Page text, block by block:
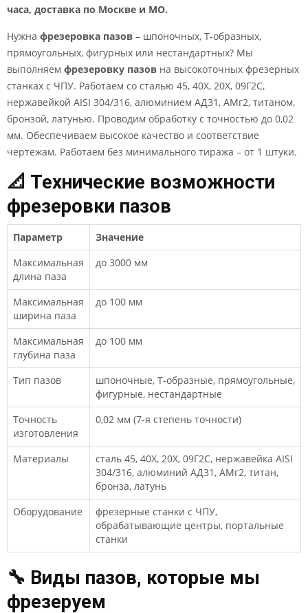
часа, доставка по Москве и МО.
Нужна фрезеровка пазов – шпоночных, Т-образных,
прямоугольных, фигурных или нестандартных? Мы
выполняем фрезеровку пазов на высокоточных фрезерных
станках с ЧПУ. Работаем со сталью 45, 40Х, 20Х, 09Г2С,
нержавейкой AISI 304/316, алюминием АД31, АМг2, титаном,
бронзой, латунью. Проводим обработку с точностью до 0,02
мм. Обеспечиваем высокое качество и соответствие
чертежам. Работаем без минимального тиража – от 1 штуки.
📐 Технические возможности
фрезеровки пазов
Параметр
Значение
Максимальная
длина паза
до 3000 мм
Максимальная
ширина паза
до 100 мм
Максимальная
глубина паза
до 100 мм
Тип пазов
шпоночные, Т-образные, прямоугольные,
фигурные, нестандартные
Точность
изготовления
0,02 мм (7-я степень точности)
Материалы
сталь 45, 40Х, 20Х, 09Г2С, нержавейка AISI
304/316, алюминий АД31, АМг2, титан,
бронза, латунь
Оборудование
фрезерные станки с ЧПУ,
обрабатывающие центры, портальные
станки
🔧 Виды пазов, которые мы
фрезеруем